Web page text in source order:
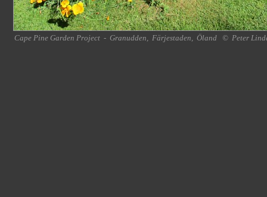
Cape Pine Garden Project - Granudden, Färjestaden, Öland © Peter